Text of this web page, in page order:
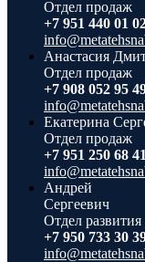
Отдел продаж
+7 951 440 01
Анастасия
Отдел продаж
+7 908 052 95
Екатерина
Отдел продаж
+7 951 250 68 41
Андрей
Сергеевич
Отдел развития
+7 950 733 30